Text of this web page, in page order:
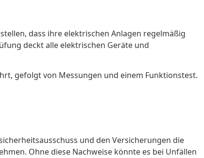
dass ihre elektrischen Anlagen regelmäßig
deckt alle elektrischen Geräte und
gefolgt von Messungen und einem Funktionstest.
und den Versicherungen die
Ohne diese Nachweise könnte es bei Unfällen